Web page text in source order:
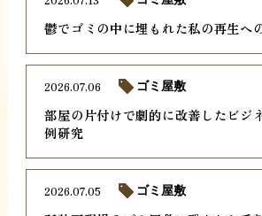
鬱でゴミの中に埋もれた私の再生へ
部屋の片付けで劇的に改善したビジ
例研究
2026.07.06 ゴミ屋敷
2026.07.05 ゴミ屋敷